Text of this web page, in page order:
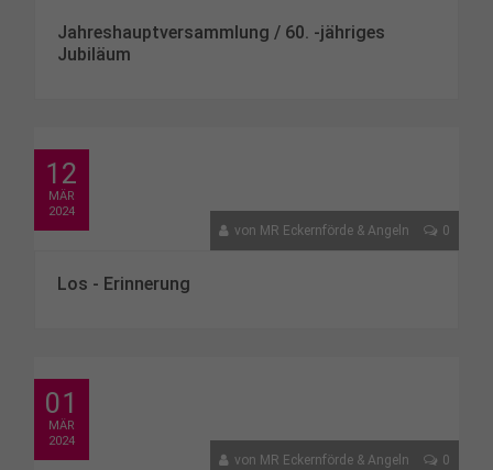
Jahreshauptversammlung / 60. -jähriges
Jubiläum
12
MÄR
2024
von MR Eckernförde & Angeln 0
Los - Erinnerung
01
MÄR
2024
von MR Eckernförde & Angeln 0